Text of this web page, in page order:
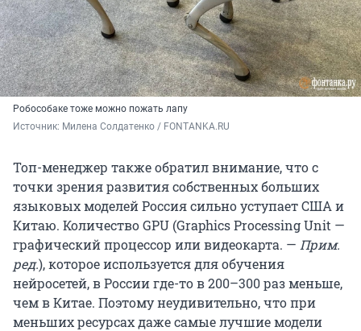
Робособаке тоже можно пожать лапу
Источник: Милена Солдатенко / FONTANKA.RU
Топ-менеджер также обратил внимание, что с
точки зрения развития собственных больших
языковых моделей Россия сильно уступает США и
Китаю. Количество GPU (Graphics Processing Unit —
графический процессор или видеокарта. — Прим.
ред.), которое используется для обучения
нейросетей, в России где-то в 200–300 раз меньше,
чем в Китае. Поэтому неудивительно, что при
меньших ресурсах даже самые лучшие модели